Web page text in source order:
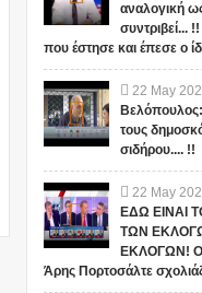
αναλογική
συντριβεί...
που έστησε και έπεσε ο
22 May
τους
σιδήρου.... !!
22 May
ΕΔΩ ΕΙΝΑΙ
ΤΩΝ
ΕΚΛΟΓΩΝ! Ο
Άρης Πορτοσάλτε